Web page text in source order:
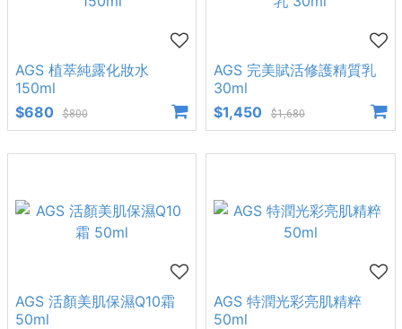
AGS 植萃純露化妝水
150ml
$680
$800
AGS 完美賦活修護精質乳
30ml
$1,450
$1,680
AGS 活顏美肌保濕Q10霜
50ml
AGS 特潤光彩亮肌精粹
50ml